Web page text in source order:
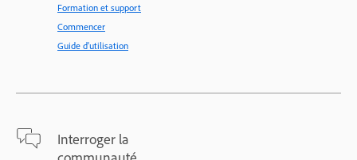
Formation et support
Commencer
Guide d'utilisation
Interroger la